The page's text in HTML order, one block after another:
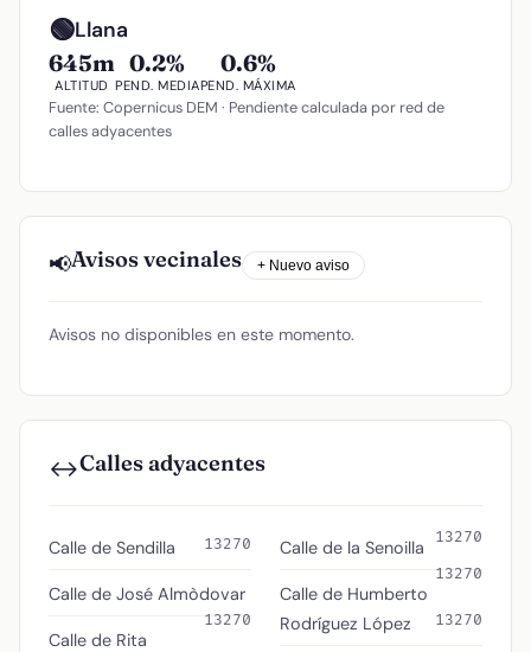
🟢Llana
645m
ALTITUD
0.2%
PEND. MEDIA
0.6%
PEND. MÁXIMA
Fuente: Copernicus DEM · Pendiente calculada por red de
calles adyacentes
📢Avisos vecinales + Nuevo aviso
Avisos no disponibles en este momento.
↔️Calles adyacentes
Calle de Sendilla 13270
Calle de José Almòdovar
13270
Calle de Rita
13270
Calle de la Senoilla
13270
Calle de Humberto
Rodríguez López
13270